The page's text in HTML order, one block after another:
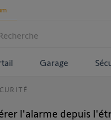
Garage
l'alarme depuis